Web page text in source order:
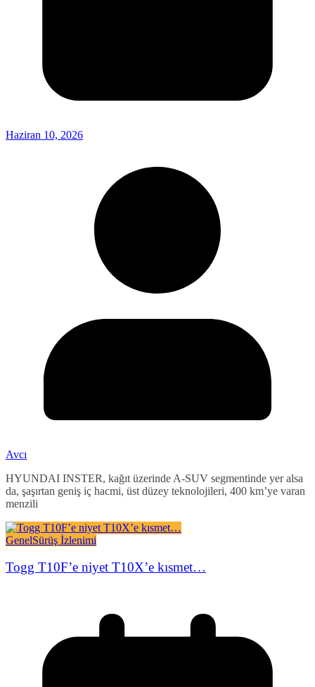
Haziran 10, 2026
Avcı
HYUNDAI INSTER, kağıt üzerinde A-SUV segmentinde yer alsa
da, şaşırtan geniş iç hacmi, üst düzey teknolojileri, 400 km’ye varan
menzili
GenelSürüş İzlenimi
Togg T10F’e niyet T10X’e kısmet…